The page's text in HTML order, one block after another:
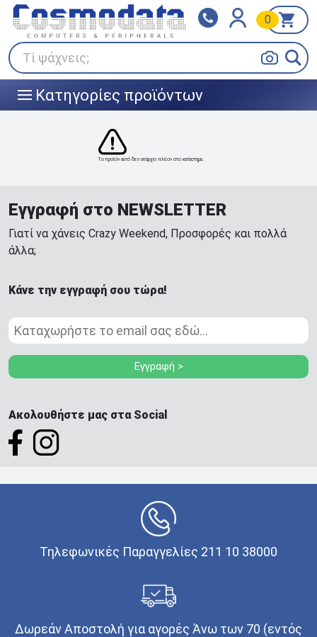
Τί ψάχνεις;
0
||| Κατηγορίες προϊόντων
Klarna
Πληρώστε σε 3
άτοκες δόσεις
BOX NOW
Το προϊόν αυτό δεν υπάρχει πλέον στο κατάστημα.
Εγγραφή στο NEWSLETTER
Γιατί να χάνεις Crazy Weekend, Προσφορές και πολλά
άλλα;
Κάνε την εγγραφή σου τώρα!
Εγγραφή >
Ακολουθήστε μας στα Social
Τηλεφωνικές Παραγγελίες 211 10 38000
Δωρεάν Αποστολή για αγορές Άνω των 70 (εντός